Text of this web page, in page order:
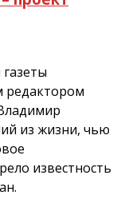
редактором
из жизни, чью
известность